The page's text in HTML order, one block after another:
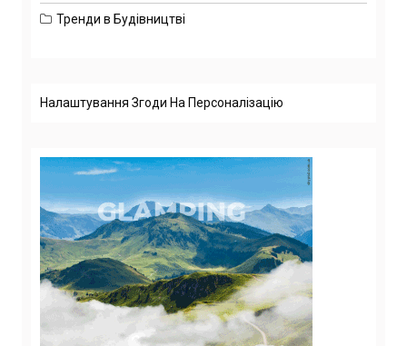
Тренди в Будівництві
Налаштування Згоди На Персоналізацію